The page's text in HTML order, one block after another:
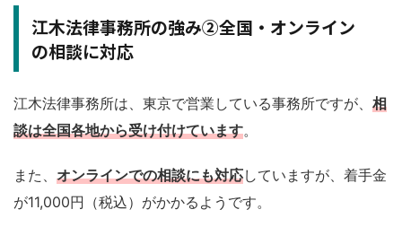
江木法律事務所の強み②全国・オンライン
の相談に対応
江木法律事務所は、東京で営業している事務所ですが、 相
談は全国各地から受け付けています。
また、 オンラインでの相談にも対応していますが、着手金
が11,000円（税込）がかかるようです。